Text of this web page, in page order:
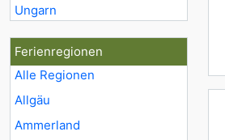
Ungarn
Ferienregionen
Alle Regionen
Allgäu
Ammerland